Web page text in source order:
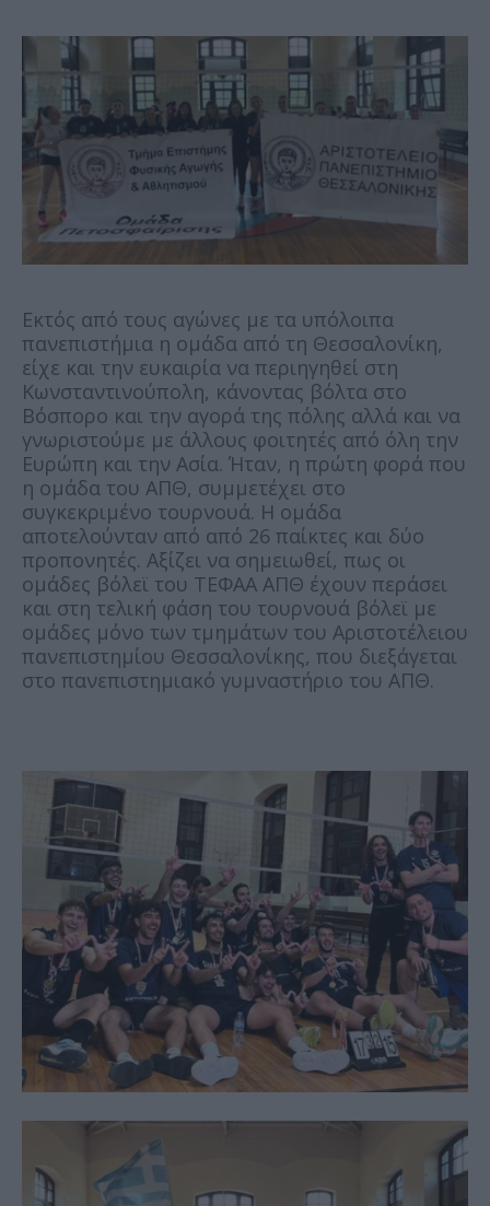
Εκτός από τους αγώνες με τα υπόλοιπα
πανεπιστήμια η ομάδα από τη Θεσσαλονίκη,
είχε και την ευκαιρία να περιηγηθεί στη
Κωνσταντινούπολη, κάνοντας βόλτα στο
Βόσπορο και την αγορά της πόλης αλλά και να
γνωριστούμε με άλλους φοιτητές από όλη την
Ευρώπη και την Ασία. Ήταν, η πρώτη φορά που
η ομάδα του ΑΠΘ, συμμετέχει στο
συγκεκριμένο τουρνουά. Η ομάδα
αποτελούνταν από από 26 παίκτες και δύο
προπονητές. Αξίζει να σημειωθεί, πως οι
ομάδες βόλεϊ του ΤΕΦΑΑ ΑΠΘ έχουν περάσει
και στη τελική φάση του τουρνουά βόλεϊ με
ομάδες μόνο των τμημάτων του Αριστοτέλειου
πανεπιστημίου Θεσσαλονίκης, που διεξάγεται
στο πανεπιστημιακό γυμναστήριο του ΑΠΘ.